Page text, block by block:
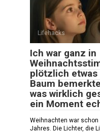
Lifehacks
Ich war ganz in
plötzlich etwas
Baum
was wirklich
ein Moment
Weihnachten war
Jahres. Die Lichter, die